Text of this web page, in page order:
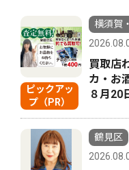
ピックアッ
プ（PR）
横須賀
買取店
カ・お
８月20
鶴見区